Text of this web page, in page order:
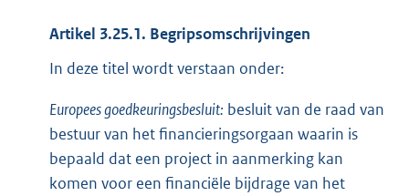
Artikel 3.25.1. Begripsomschrijvingen
In deze titel wordt verstaan onder:
Europees goedkeuringsbesluit: besluit van de raad van
bestuur van het financieringsorgaan waarin is
bepaald dat een project in aanmerking kan
komen voor een financiële bijdrage van het